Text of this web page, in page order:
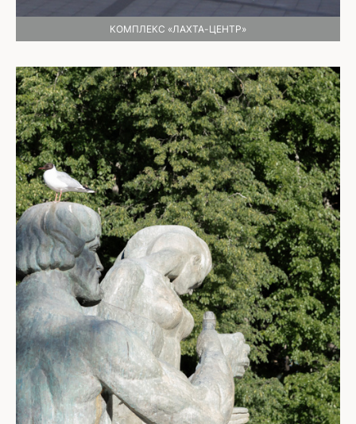
КОМПЛЕКС «ЛАХТА-ЦЕНТР»